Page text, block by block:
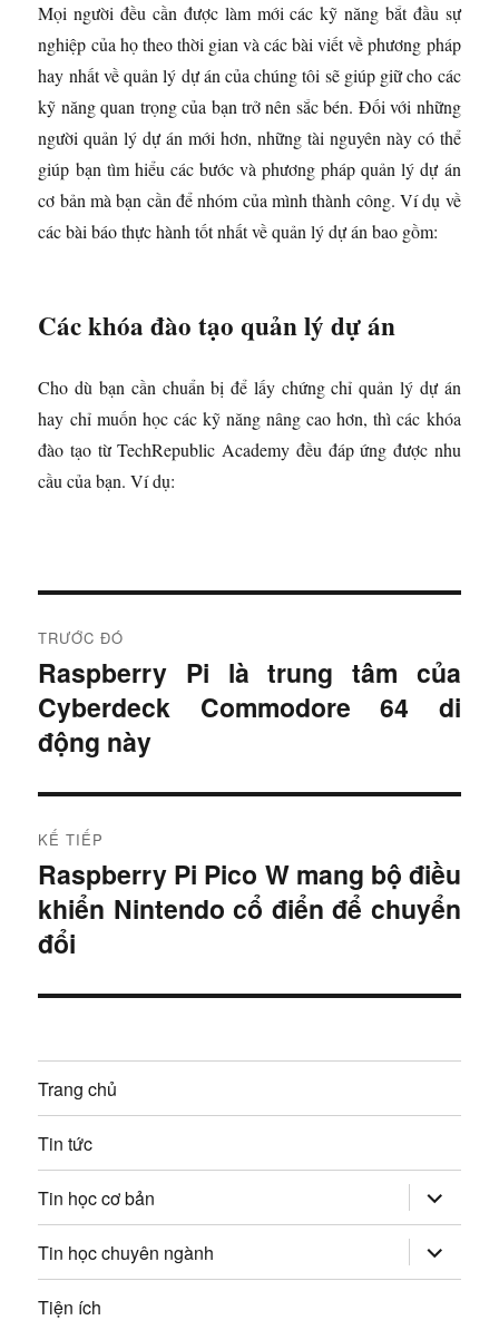
Mọi người đều cần được làm mới các kỹ năng bắt đầu sự
nghiệp của họ theo thời gian và các bài viết về phương pháp
hay nhất về quản lý dự án của chúng tôi sẽ giúp giữ cho các
kỹ năng quan trọng của bạn trở nên sắc bén. Đối với những
người quản lý dự án mới hơn, những tài nguyên này có thể
giúp bạn tìm hiểu các bước và phương pháp quản lý dự án
cơ bản mà bạn cần để nhóm của mình thành công. Ví dụ về
các bài báo thực hành tốt nhất về quản lý dự án bao gồm:
Các khóa đào tạo quản lý dự án
Cho dù bạn cần chuẩn bị để lấy chứng chỉ quản lý dự án
hay chỉ muốn học các kỹ năng nâng cao hơn, thì các khóa
đào tạo từ TechRepublic Academy đều đáp ứng được nhu
cầu của bạn. Ví dụ:
i
ề
u
h
ư
ớ
n
g
à
i
v
i
ế
t
TRƯỚC ĐÓ
B
à
i
r
c
:
Raspberry Pi là trung tâm của
Cyberdeck Commodore 64 di
động này
KẾ TIẾP
B
à
i
i
p
:
Raspberry Pi Pico W mang bộ điều
khiển Nintendo cổ điển để chuyển
đổi
Trang chủ
Tin tức
Tin học cơ bản mở
rộng
trình
đơn
con
Tin học chuyên ngành mở
rộng
trình
Tiện ích